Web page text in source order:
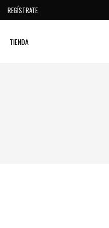
REGÍSTRATE
TIENDA